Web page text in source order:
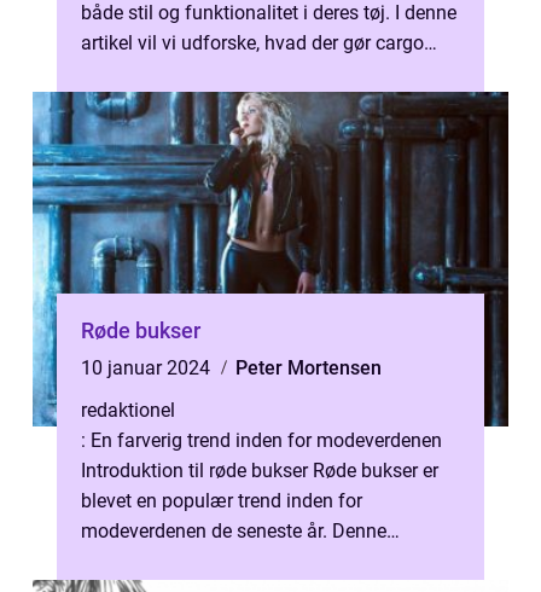
både stil og funktionalitet i deres tøj. I denne
artikel vil vi udforske, hvad der gør cargo
Røde bukser
10 januar 2024
Peter Mortensen
redaktionel
: En farverig trend inden for modeverdenen
Introduktion til røde bukser Røde bukser er
blevet en populær trend inden for
modeverdenen de seneste år. Denne